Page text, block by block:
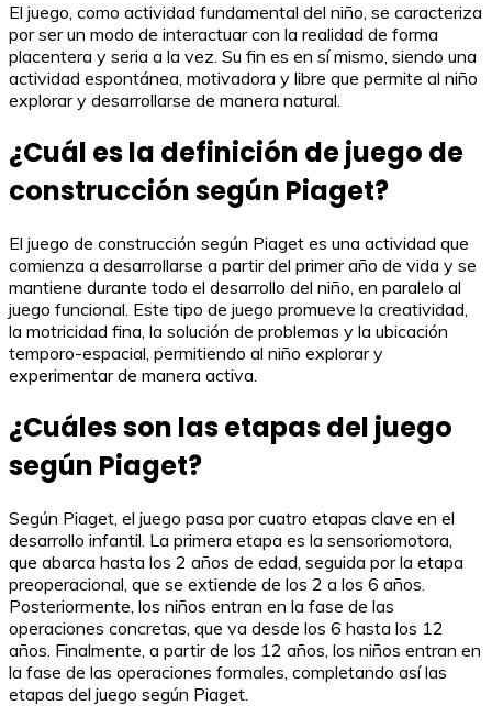
El juego, como actividad fundamental del niño, se caracteriza
por ser un modo de interactuar con la realidad de forma
placentera y seria a la vez. Su fin es en sí mismo, siendo una
actividad espontánea, motivadora y libre que permite al niño
explorar y desarrollarse de manera natural.
¿Cuál es la definición de juego de
construcción según Piaget?
El juego de construcción según Piaget es una actividad que
comienza a desarrollarse a partir del primer año de vida y se
mantiene durante todo el desarrollo del niño, en paralelo al
juego funcional. Este tipo de juego promueve la creatividad,
la motricidad fina, la solución de problemas y la ubicación
temporo-espacial, permitiendo al niño explorar y
experimentar de manera activa.
¿Cuáles son las etapas del juego
según Piaget?
Según Piaget, el juego pasa por cuatro etapas clave en el
desarrollo infantil. La primera etapa es la sensoriomotora,
que abarca hasta los 2 años de edad, seguida por la etapa
preoperacional, que se extiende de los 2 a los 6 años.
Posteriormente, los niños entran en la fase de las
operaciones concretas, que va desde los 6 hasta los 12
años. Finalmente, a partir de los 12 años, los niños entran en
la fase de las operaciones formales, completando así las
etapas del juego según Piaget.